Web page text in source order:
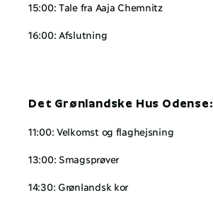
15:00: Tale fra Aaja Chemnitz
16:00: Afslutning
Det Grønlandske Hus Odense:
11:00: Velkomst og flaghejsning
13:00: Smagsprøver
14:30: Grønlandsk kor